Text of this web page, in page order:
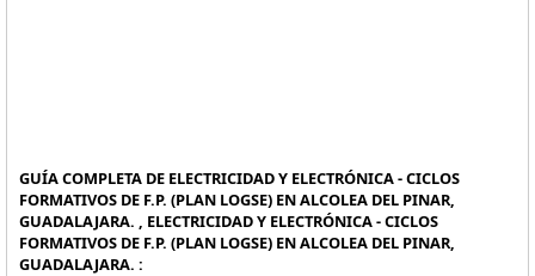
GUÍA COMPLETA DE ELECTRICIDAD Y ELECTRÓNICA - CICLOS
FORMATIVOS DE F.P. (PLAN LOGSE) EN ALCOLEA DEL PINAR,
GUADALAJARA. , ELECTRICIDAD Y ELECTRÓNICA - CICLOS
FORMATIVOS DE F.P. (PLAN LOGSE) EN ALCOLEA DEL PINAR,
GUADALAJARA. :